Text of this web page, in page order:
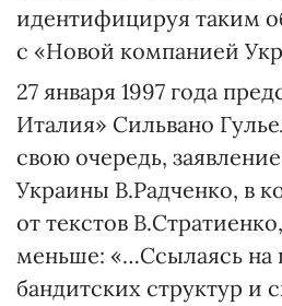
идентифицируя таким
с «Новой компанией
27 января 1997 года
Италия» Сильвано
свою очередь,
Украины В.Радченко, в
от текстов
меньше: «…Ссылаясь на
бандитских структур и